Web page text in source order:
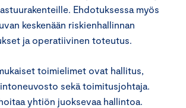
Ehdotuksessa myös
keskenään riskienhallinnan
ja operatiivinen toteutus.
toimielimet ovat hallitus,
sekä toimitusjohtaja.
yhtiön juoksevaa hallintoa.